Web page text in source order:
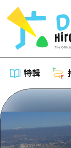
特輯
特輯
推